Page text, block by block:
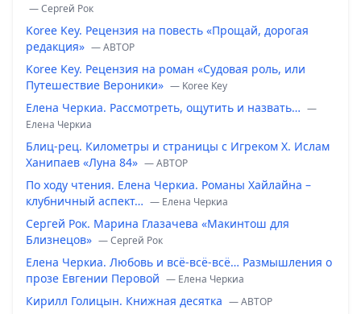
— Сергей Рок
Koree Key. Рецензия на повесть «Прощай, дорогая
редакция» — ABTOP
Koree Key. Рецензия на роман «Судовая роль, или
Путешествие Вероники» — Koree Key
Елена Черкиа. Рассмотреть, ощутить и назвать… —
Елена Черкиа
Блиц-рец. Километры и страницы с Игреком Х. Ислам
Ханипаев «Луна 84» — ABTOP
По ходу чтения. Елена Черкиа. Романы Хайлайна –
клубничный аспект… — Елена Черкиа
Сергей Рок. Марина Глазачева «Макинтош для
Близнецов» — Сергей Рок
Елена Черкиа. Любовь и всё-всё-всё… Размышления о
прозе Евгении Перовой — Елена Черкиа
Кирилл Голицын. Книжная десятка — ABTOP